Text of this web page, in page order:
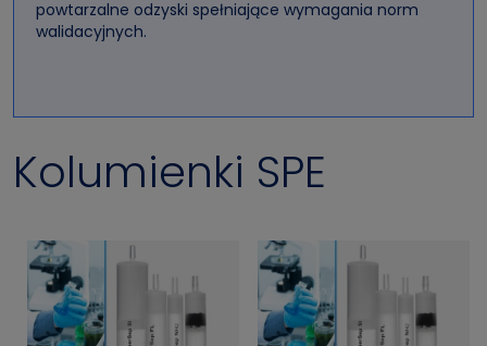
powtarzalne odzyski spełniające wymagania norm
walidacyjnych.
Kolumienki SPE